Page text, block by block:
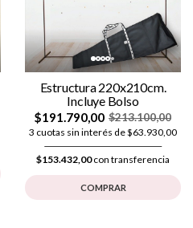
Estructura 220x210cm.
Incluye Bolso
$191.790,00 $213.100,00
3 cuotas sin interés de $63.930,00
$153.432,00con transferencia
COMPRAR